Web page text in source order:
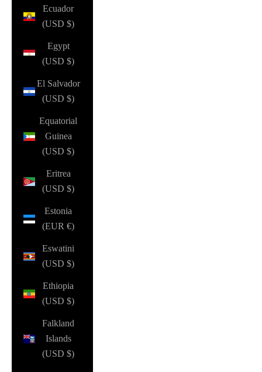
Ecuador
(USD $)
Egypt
(USD $)
El Salvador
(USD $)
Equatorial
Guinea
(USD $)
Eritrea
(USD $)
Estonia
(EUR €)
Eswatini
(USD $)
Ethiopia
(USD $)
Falkland
Islands
(USD $)